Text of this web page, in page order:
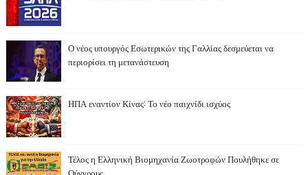
Ο νέος υπουργός Εσωτερικών της Γαλλίας δεσμεύεται να
περιορίσει τη μετανάστευση
ΗΠΑ εναντίον Κίνας: Το νέο παιχνίδι ισχύος
Τέλος η Ελληνική Βιομηχανία Ζωοτροφών Πουλήθηκε σε